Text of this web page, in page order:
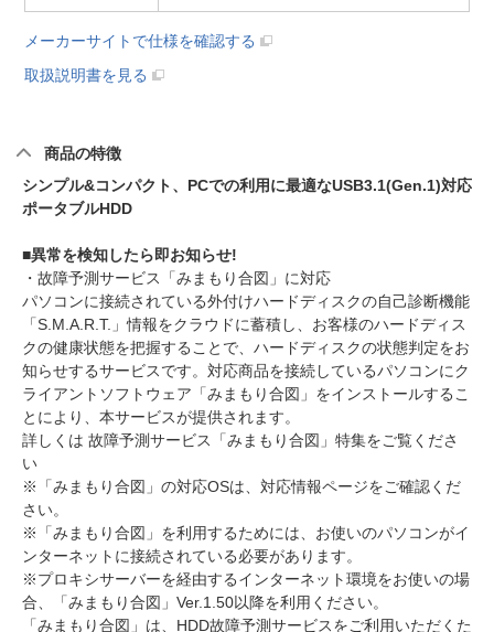
メーカーサイトで仕様を確認する
取扱説明書を見る
商品の特徴
シンプル&コンパクト、PCでの利用に最適なUSB3.1(Gen.1)対応
ポータブルHDD
■異常を検知したら即お知らせ!
・故障予測サービス「みまもり合図」に対応
パソコンに接続されている外付けハードディスクの自己診断機能
「S.M.A.R.T.」情報をクラウドに蓄積し、お客様のハードディス
クの健康状態を把握することで、ハードディスクの状態判定をお
知らせするサービスです。対応商品を接続しているパソコンにク
ライアントソフトウェア「みまもり合図」をインストールするこ
とにより、本サービスが提供されます。
詳しくは 故障予測サービス「みまもり合図」特集をご覧くださ
い
※「みまもり合図」の対応OSは、対応情報ページをご確認くだ
さい。
※「みまもり合図」を利用するためには、お使いのパソコンがイ
ンターネットに接続されている必要があります。
※プロキシサーバーを経由するインターネット環境をお使いの場
合、「みまもり合図」Ver.1.50以降を利用ください。
「みまもり合図」は、HDD故障予測サービスをご利用いただくた